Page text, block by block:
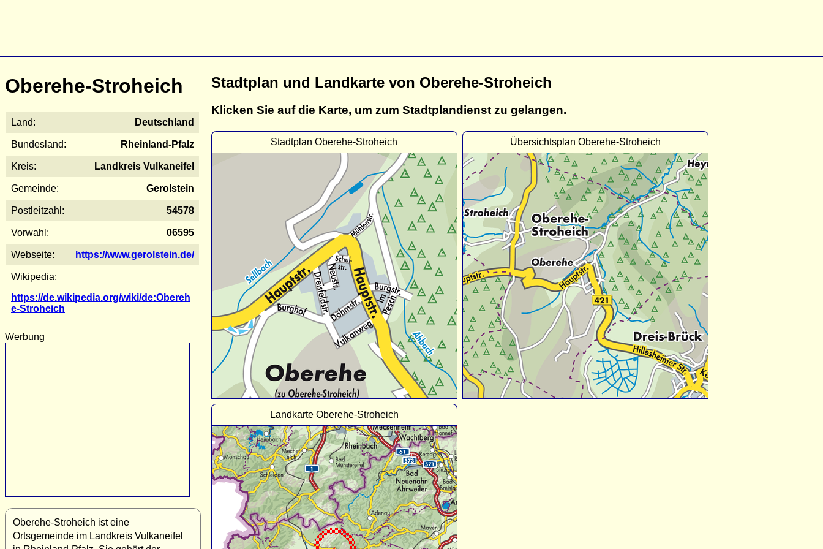
Oberehe-Stroheich
Land: Deutschland
Bundesland: Rheinland-Pfalz
Kreis: Landkreis Vulkaneifel
Gemeinde: Gerolstein
Postleitzahl: 54578
Vorwahl: 06595
Webseite: https://www.gerolstein.de/
Wikipedia:
https://de.wikipedia.org/wiki/de:Obereh
e-Stroheich
Werbung
Oberehe-Stroheich ist eine
Ortsgemeinde im Landkreis Vulkaneifel
Stadtplan und Landkarte von Oberehe-Stroheich
Klicken Sie auf die Karte, um zum Stadtplandienst zu gelangen.
Stadtplan Oberehe-Stroheich Übersichtsplan Oberehe-Stroheich
Landkarte Oberehe-Stroheich